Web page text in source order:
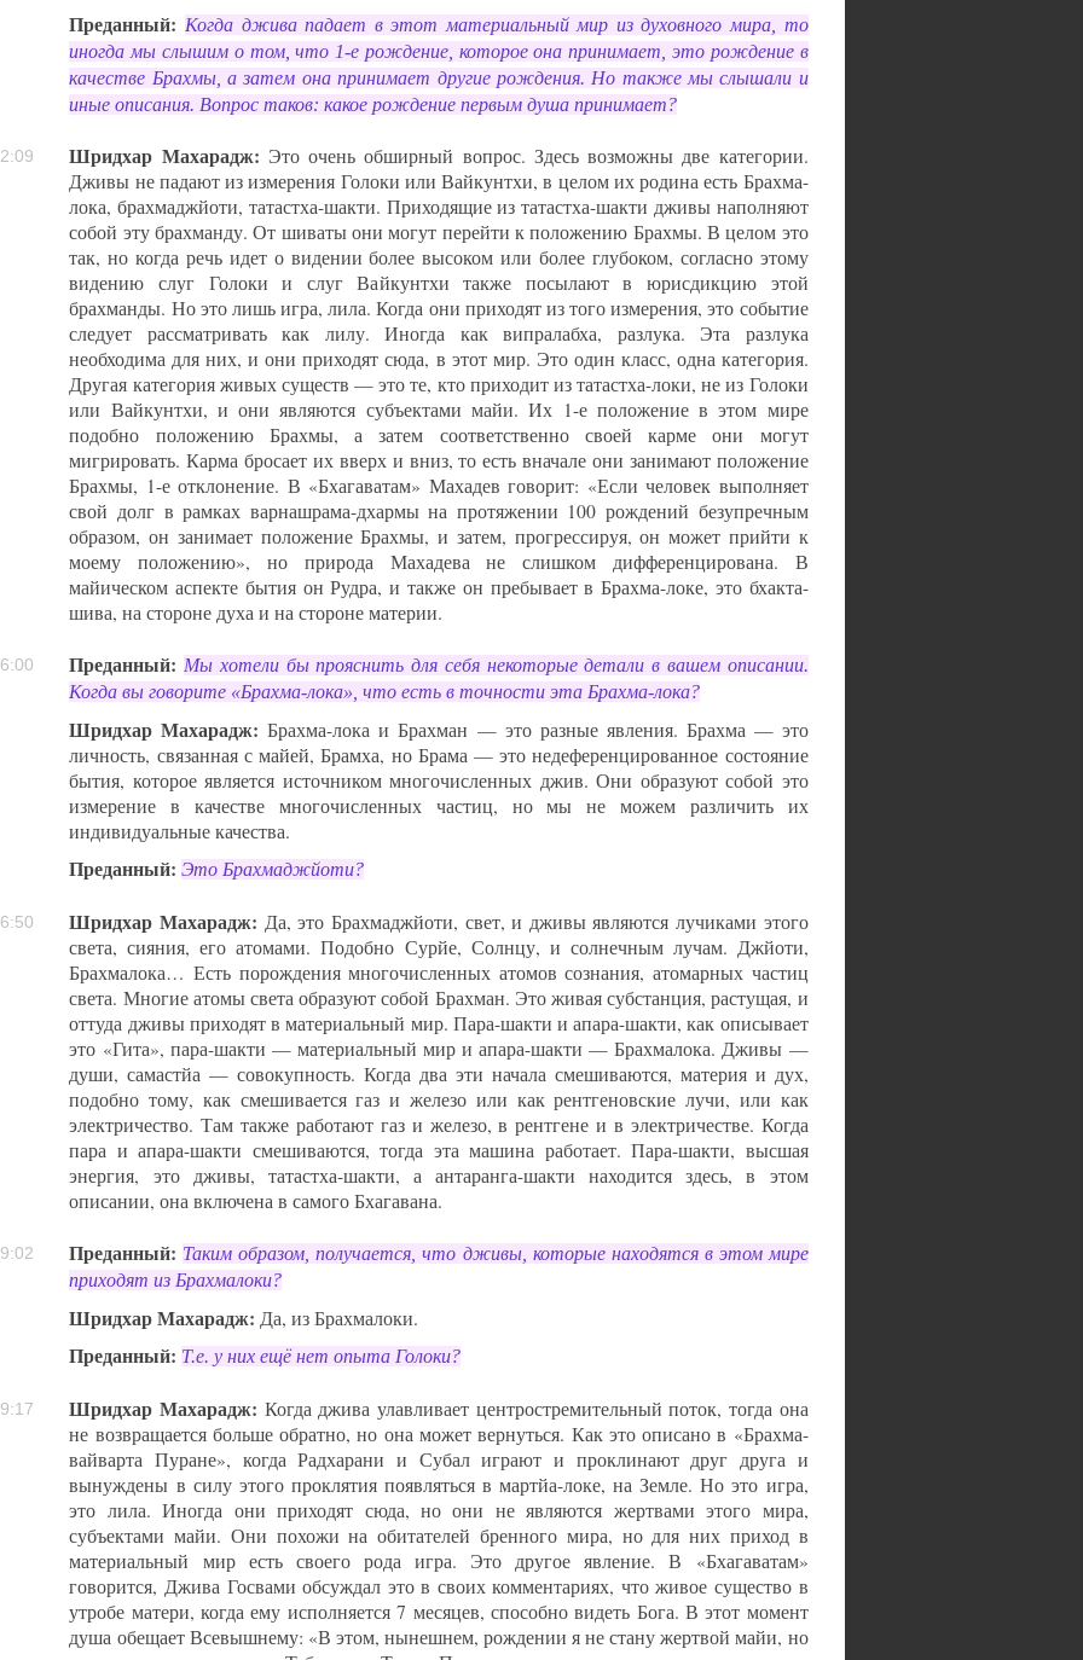
Преданный: Когда джива падает в этот материальный мир из духовного мира, то
иногда мы слышим о том, что 1-е рождение, которое она принимает, это рождение в
качестве Брахмы, а затем она принимает другие рождения. Но также мы слышали и
иные описания. Вопрос таков: какое рождение первым душа принимает?
Шридхар Махарадж: Это очень обширный вопрос. Здесь возможны две категории.
Дживы не падают из измерения Голоки или Вайкунтхи, в целом их родина есть Брахма-
лока, брахмаджйоти, татастха-шакти. Приходящие из татастха-шакти дживы наполняют
собой эту брахманду. От шиваты они могут перейти к положению Брахмы. В целом это
так, но когда речь идет о видении более высоком или более глубоком, согласно этому
видению слуг Голоки и слуг Вайкунтхи также посылают в юрисдикцию этой
брахманды. Но это лишь игра, лила. Когда они приходят из того измерения, это событие
следует рассматривать как лилу. Иногда как випралабха, разлука. Эта разлука
необходима для них, и они приходят сюда, в этот мир. Это один класс, одна категория.
Другая категория живых существ — это те, кто приходит из татастха-локи, не из Голоки
или Вайкунтхи, и они являются субъектами майи. Их 1-е положение в этом мире
подобно положению Брахмы, а затем соответственно своей карме они могут
мигрировать. Карма бросает их вверх и вниз, то есть вначале они занимают положение
Брахмы, 1-е отклонение. В «Бхагаватам» Махадев говорит: «Если человек выполняет
свой долг в рамках варнашрама-дхармы на протяжении 100 рождений безупречным
образом, он занимает положение Брахмы, и затем, прогрессируя, он может прийти к
моему положению», но природа Махадева не слишком дифференцирована. В
майическом аспекте бытия он Рудра, и также он пребывает в Брахма-локе, это бхакта-
шива, на стороне духа и на стороне материи.
Преданный: Мы хотели бы прояснить для себя некоторые детали в вашем описании.
Когда вы говорите «Брахма-лока», что есть в точности эта Брахма-лока?
Шридхар Махарадж: Брахма-лока и Брахман — это разные явления. Брахма — это
личность, связанная с майей, Брамха, но Брама — это недеференцированное состояние
бытия, которое является источником многочисленных джив. Они образуют собой это
измерение в качестве многочисленных частиц, но мы не можем различить их
индивидуальные качества.
Преданный: Это Брахмаджйоти?
Шридхар Махарадж: Да, это Брахмаджйоти, свет, и дживы являются лучиками этого
света, сияния, его атомами. Подобно Сурйе, Солнцу, и солнечным лучам. Джйоти,
Брахмалока… Есть порождения многочисленных атомов сознания, атомарных частиц
света. Многие атомы света образуют собой Брахман. Это живая субстанция, растущая, и
оттуда дживы приходят в материальный мир. Пара-шакти и апара-шакти, как описывает
это «Гита», пара-шакти — материальный мир и апара-шакти — Брахмалока. Дживы —
души, самастйа — совокупность. Когда два эти начала смешиваются, материя и дух,
подобно тому, как смешивается газ и железо или как рентгеновские лучи, или как
электричество. Там также работают газ и железо, в рентгене и в электричестве. Когда
пара и апара-шакти смешиваются, тогда эта машина работает. Пара-шакти, высшая
энергия, это дживы, татастха-шакти, а антаранга-шакти находится здесь, в этом
описании, она включена в самого Бхагавана.
Преданный: Таким образом, получается, что дживы, которые находятся в этом мире
приходят из Брахмалоки?
Шридхар Махарадж: Да, из Брахмалоки.
Преданный: Т.е. у них ещё нет опыта Голоки?
Шридхар Махарадж: Когда джива улавливает центростремительный поток, тогда она
не возвращается больше обратно, но она может вернуться. Как это описано в «Брахма-
вайварта Пуране», когда Радхарани и Субал играют и проклинают друг друга и
вынуждены в силу этого проклятия появляться в мартйа-локе, на Земле. Но это игра,
это лила. Иногда они приходят сюда, но они не являются жертвами этого мира,
субъектами майи. Они похожи на обитателей бренного мира, но для них приход в
материальный мир есть своего рода игра. Это другое явление. В «Бхагаватам»
говорится, Джива Госвами обсуждал это в своих комментариях, что живое существо в
утробе матери, когда ему исполняется 7 месяцев, способно видеть Бога. В этот момент
душа обещает Всевышнему: «В этом, нынешнем, рождении я не стану жертвой майи, но